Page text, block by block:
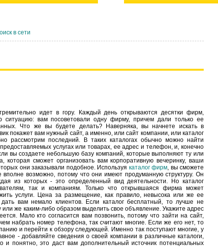
в сети
идет в гору. Каждый день открываются десятки фирм,
ситуацию: вам посоветовали одну фирму, причем дали только ее
Что же вы будете делать? Наверняка, вы начнете искать в
покажет вам нужный сайт, а именно, или сайт компании, или каталог
рассмотрим последний. В таких каталогах обычно можно найти
услугах или товарах, ее адрес и телефон, и, конечно
вы создаете небольшую базу компаний, которые выполняют ту или
сможет организовать вам корпоративную вечеринку, ваши
они заказывали подобное. Используя каталог фирм , вы сможете
возможно, потому что они имеют продуманную структуру. Он
из которых - это определенный вид деятельности. Но каталог
так и компаниям. Только что открывшаяся фирма может
услуги. Цена за размещение, как правило, невысока или же ее
дать вам немало клиентов. Если каталог бесплатный, то лучше не
же каким-либо образом выделить свое объявление. Укажите адрес
Мало кто согласится вам позвонить, потому что зайти на сайт,
набрать номер телефона, так считают многие. Если же его нет, то
и перейти к обзору следующей. Именно так поступают многие, у
- добавляйте сведения о своей компании в различные каталоги,
и понятно, это даст вам дополнительный источник потенциальных